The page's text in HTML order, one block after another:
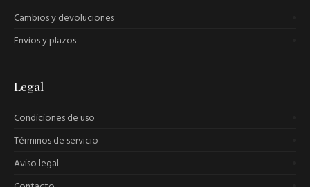
Cambios y devoluciones
Envíos y plazos
Legal
Condiciones de uso
Términos de servicio
Aviso legal